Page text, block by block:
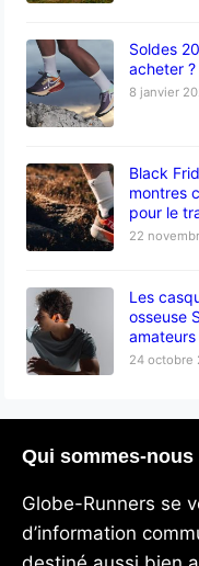
Soldes
acheter ?
8 janvier
Black
montres
pour le
22
Les
osseuse
24 octobre
Qui sommes-nous
Globe-Runners se
d’information